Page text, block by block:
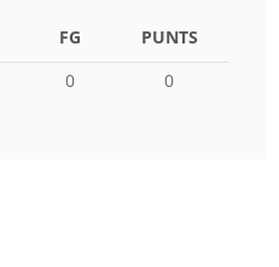
FG
PUNTS
0 0